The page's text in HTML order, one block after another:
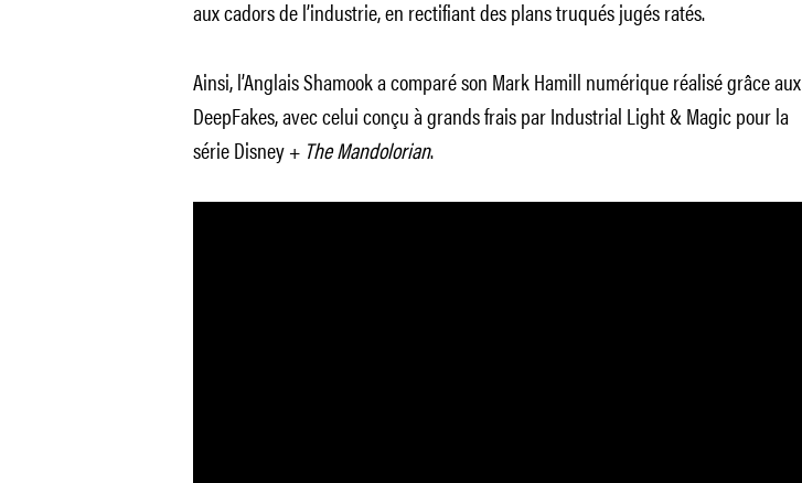
aux cadors de l’industrie, en rectifiant des plans truqués jugés ratés.
Ainsi, l’Anglais Shamook a comparé son Mark Hamill numérique réalisé grâce aux
DeepFakes, avec celui conçu à grands frais par Industrial Light & Magic pour la
série Disney + The Mandolorian.